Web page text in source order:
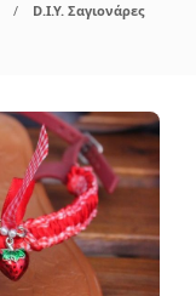
D.I.Y. Σαγιονάρες